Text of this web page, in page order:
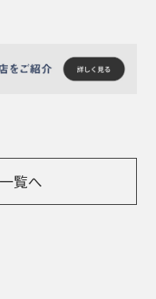
覧へ